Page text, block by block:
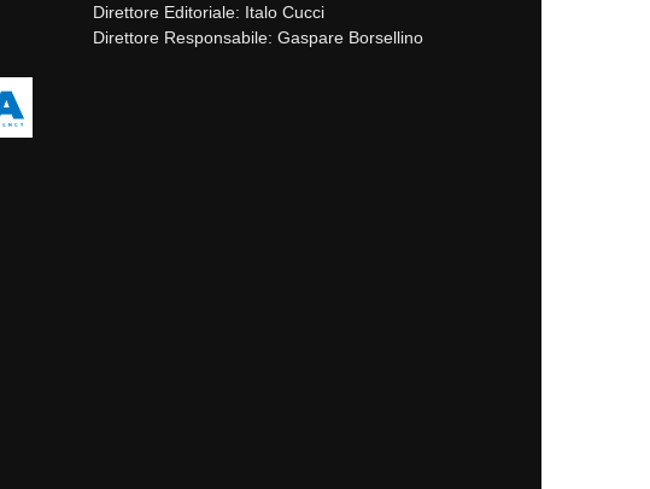
Direttore Editoriale: Italo Cucci
Direttore Responsabile: Gaspare Borsellino